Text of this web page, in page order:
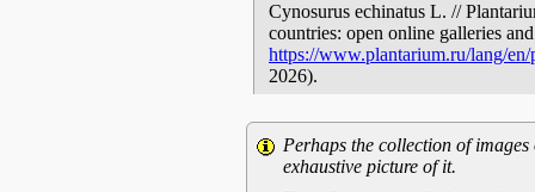
Cynosurus echinatus L. //
countries: open online galleries
https://www.plantarium.ru/lang/
2026).
Perhaps the collection of
exhaustive picture of it.